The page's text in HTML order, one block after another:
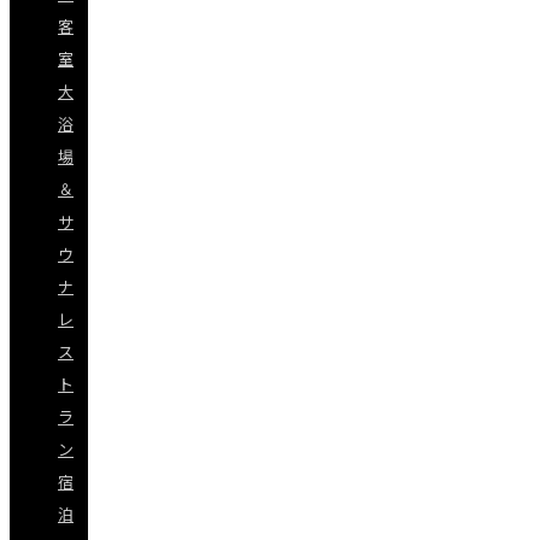
客
室
大
浴
場
＆
サ
ウ
ナ
レ
ス
ト
ラ
ン
宿
泊